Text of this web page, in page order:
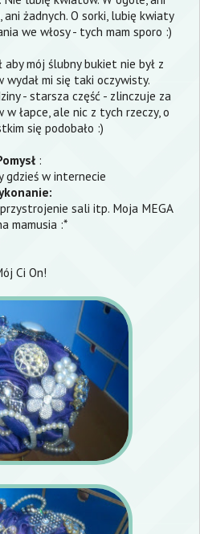
żadnych. O sorki, lubię kwiaty
we włosy - tych mam sporo :)
aby mój ślubny bukiet nie był z
mi się taki oczywisty.
- starsza część - zlinczuje za
łapce, ale nic z tych rzeczy, o
się podobało :)
:
gdzieś w internecie
sali itp. Moja MEGA
mamusia :*
Ci On!